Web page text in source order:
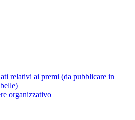
relativi ai premi (da pubblicare in
organizzativo